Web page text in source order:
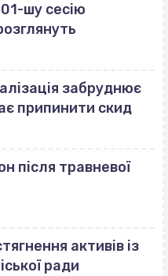
шу сесію
забруднює
припинити скид
після травневої
активів із
ради